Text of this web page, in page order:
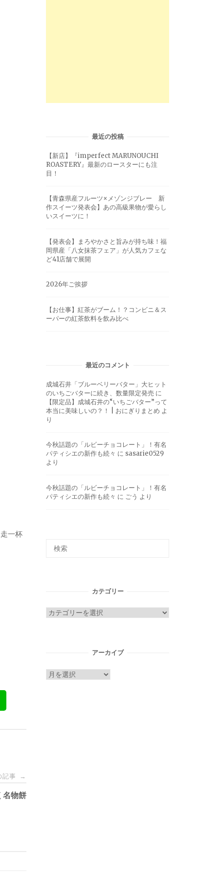
一杯
記事 →
名物餅
最近の投稿
【新店】『imperfect MARUNOUCHI
ROASTERY』最新のロースターにも注
目！
【青森県産フルーツ×メゾンジブレー 新
作スイーツ発表会】あの高級果物が愛らし
いスイーツに！
【発表会】まろやかさと旨みが持ち味！福
岡県産「八女抹茶フェア」が人気カフェな
ど41店舗で展開
2026年ご挨拶
【お仕事】紅茶がブーム！？コンビニ＆ス
ーパーの紅茶飲料を飲み比べ
最近のコメント
成城石井「ブルーベリーバター」大ヒット
のいちごバターに続き、数量限定発売 に
【限定品】成城石井の“いちごバター”って
本当に美味しいの？！ | おにぎりまとめ よ
り
今秋話題の「ルビーチョコレート」！有名
パティシエの新作も続々 に sasarie0529
より
今秋話題の「ルビーチョコレート」！有名
パティシエの新作も続々 に ごう より
カテゴリー
カ
アーカイブ
ア